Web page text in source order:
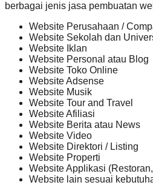
berbagai jenis jasa pembuatan
Website Perusahaan /
Website Sekolah dan
Website Iklan
Website Personal atau Blog
Website Toko Online
Website Adsense
Website Musik
Website Tour and Travel
Website Afiliasi
Website Berita atau News
Website Video
Website Direktori / Listing
Website Properti
Website Applikasi
Website lain sesuai